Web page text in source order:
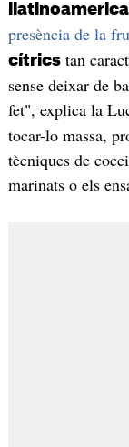
presència de la
cítricstan
sense deixar de
fet", explica la
tocar-lo massa,
tècniques de
marinats o els